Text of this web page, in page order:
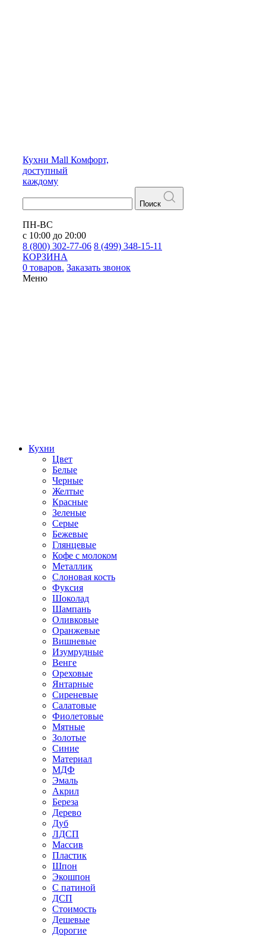
Кухни Mall Комфорт,
доступный
каждому
Поиск
ПН-ВС
с 10:00 до 20:00
8 (800) 302-77-06 8 (499) 348-15-11
КОРЗИНА
0 товаров. Заказать звонок
Меню
Кухни
Цвет
Белые
Черные
Желтые
Красные
Зеленые
Серые
Бежевые
Глянцевые
Кофе с молоком
Металлик
Слоновая кость
Фуксия
Шоколад
Шампань
Оливковые
Оранжевые
Вишневые
Изумрудные
Венге
Ореховые
Янтарные
Сиреневые
Салатовые
Фиолетовые
Мятные
Золотые
Синие
Материал
МДФ
Эмаль
Акрил
Береза
Дерево
Дуб
ЛДСП
Массив
Пластик
Шпон
Экошпон
С патиной
ДСП
Стоимость
Дешевые
Дорогие